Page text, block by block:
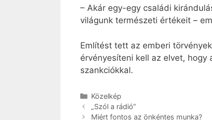
– Akár egy-egy családi
világunk természeti értékeit –
Említést tett az emberi
érvényesíteni kell az elvet, hogy
szankciókkal.
Kategória
Közelkép
„Szól a rádió”
Miért fontos az önkéntes munka?